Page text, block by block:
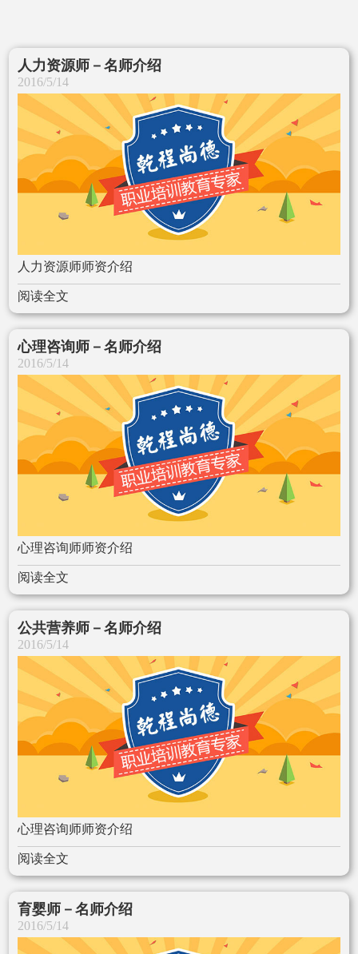
人力资源师－名师介绍
2016/5/14
人力资源师师资介绍
阅读全文
心理咨询师－名师介绍
2016/5/14
心理咨询师师资介绍
阅读全文
公共营养师－名师介绍
2016/5/14
心理咨询师师资介绍
阅读全文
育婴师－名师介绍
2016/5/14